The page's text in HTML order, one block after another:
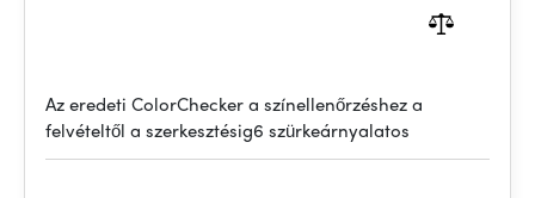
Az eredeti ColorChecker a színellenőrzéshez a
felvételtől a szerkesztésig6 szürkeárnyalatos